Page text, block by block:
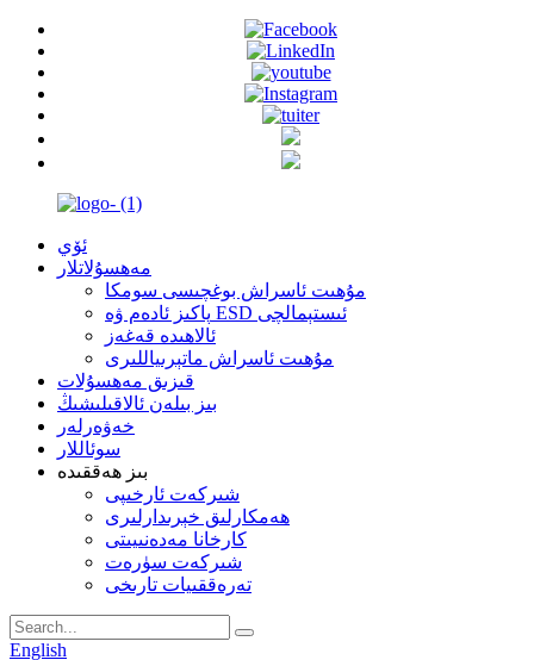
ئۆي
مەھسۇلاتلار
مۇھىت ئاسراش بوغچىسى سومكا
پاكىز ئادەم ۋە ESD ئىستېمالچى
ئالاھىدە قەغەز
مۇھىت ئاسراش ماتېرىياللىرى
قىزىق مەھسۇلات
بىز بىلەن ئالاقىلىشىڭ
خەۋەرلەر
سوئاللار
بىز ھەققىدە
شىركەت ئارخىپى
ھەمكارلىق خېرىدارلىرى
كارخانا مەدەنىيىتى
شىركەت سۈرەت
تەرەققىيات تارىخى
English